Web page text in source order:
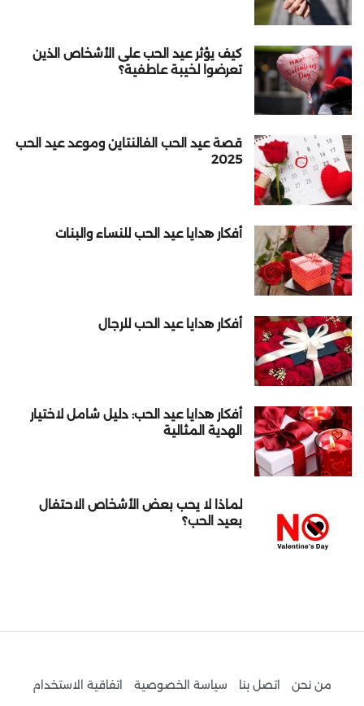
كيف يؤثر عيد الحب على الأشخاص الذين
تعرضوا لخيبة عاطفية؟
قصة عيد الحب الفالنتاين وموعد عيد الحب
2025
أفكار هدايا عيد الحب للنساء والبنات
أفكار هدايا عيد الحب للرجال
أفكار هدايا عيد الحب: دليل شامل لاختيار
الهدية المثالية
لماذا لا يحب بعض الأشخاص الاحتفال
بعيد الحب؟
من نحن اتصل بنا سياسة الخصوصية اتفاقية الاستخدام